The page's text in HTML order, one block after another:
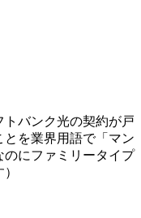
バンク光の契約が戸
を業界用語で「マン
にファミリータイプ